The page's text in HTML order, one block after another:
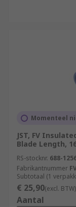
Momenteel
JST, FV
Blade Length,
RS-stocknr. 688-
Fabrikantnummer
Subtotaal (1
€ 25,90(excl. BTW)
Aantal